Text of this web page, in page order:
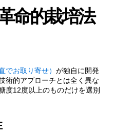
の心構え
スイカ栽培者になれる
命的栽培法
でお取り寄せ） が独自に開発
術的アプローチとは全く異な
度12度以上のものだけを選別